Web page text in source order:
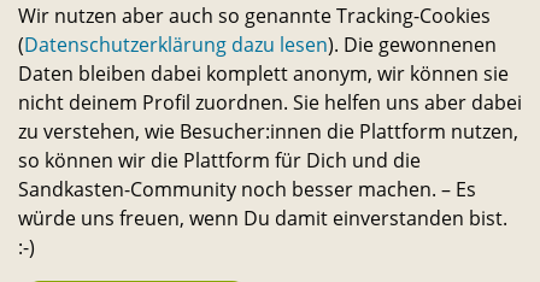
Mail-
Link
Link Link Link Apps-
Link
Link Link
Statistik
944
Macher:innen
23.742
Fans
194
Wir nutzen aber auch so genannte Tracking-Cookies
(Datenschutzerklärung dazu lesen). Die gewonnenen
Daten bleiben dabei komplett anonym, wir können sie
nicht deinem Profil zuordnen. Sie helfen uns aber dabei
zu verstehen, wie Besucher:innen die Plattform nutzen,
so können wir die Plattform für Dich und die
Sandkasten-Community noch besser machen. – Es
würde uns freuen, wenn Du damit einverstanden bist.
:-)